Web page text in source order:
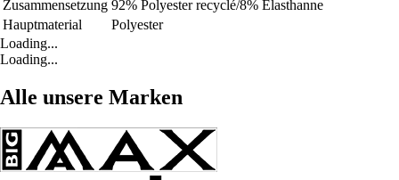
Zusammensetzung 92% Polyester recyclé/8% Elasthanne
Hauptmaterial
Polyester
Loading...
Loading...
Alle unsere Marken